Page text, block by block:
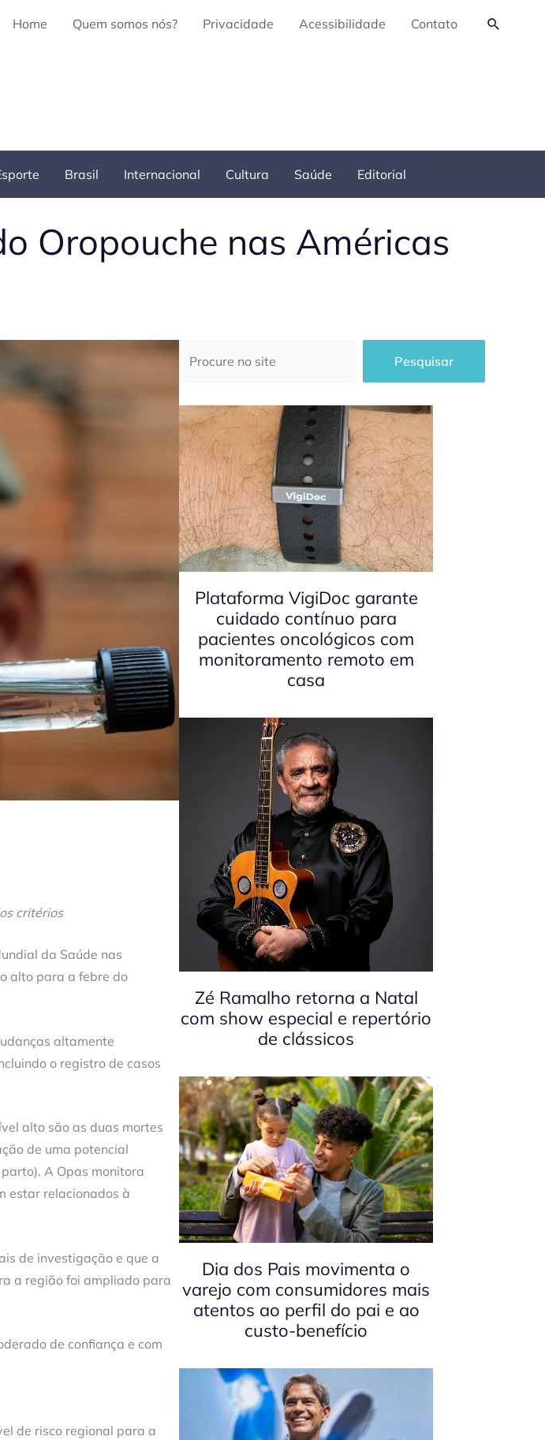
Home Quem somos nós? Privacidade Acessibilidade Contato
Brasil Internacional Cultura Saúde Editorial
Oropouche nas Américas
critérios
da Saúde nas
alto para a febre do
altamente
o registro de casos
alto são as duas mortes
de uma potencial
A Opas monitora
estar relacionados à
de investigação e que a
a região foi ampliado para
de confiança e com
de risco regional para a
Pesquisar
Pesquisar
Plataforma VigiDoc garante
cuidado contínuo para
pacientes oncológicos com
monitoramento remoto em
casa
Zé Ramalho retorna a Natal
com show especial e repertório
de clássicos
Dia dos Pais movimenta o
varejo com consumidores mais
atentos ao perfil do pai e ao
custo-benefício